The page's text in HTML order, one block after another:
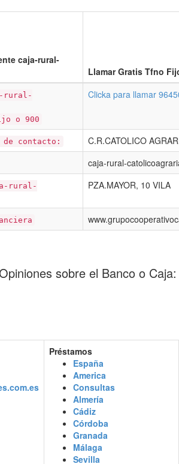
caja-rural-
Llamar Gratis Tfno
rural-
o 900
Clicka para llamar
de contacto: C.R.CATOLICO
caja-rural-
rural-
PZA.MAYOR, 10 VILA
sobre el Banco o
Préstamos
España
America
Consultas
Almería
Cádiz
Córdoba
Granada
Málaga
Sevilla